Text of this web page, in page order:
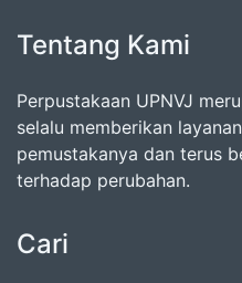
Tentang Kami
Perpustakaan UPNVJ
selalu memberikan
pemustakanya dan terus
terhadap perubahan.
Cari